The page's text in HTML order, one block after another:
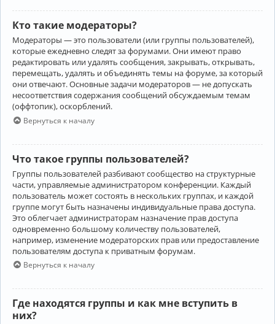
Кто такие модераторы?
Модераторы — это пользователи (или группы пользователей),
которые ежедневно следят за форумами. Они имеют право
редактировать или удалять сообщения, закрывать, открывать,
перемещать, удалять и объединять темы на форуме, за который
они отвечают. Основные задачи модераторов — не допускать
несоответствия содержания сообщений обсуждаемым темам
(оффтопик), оскорблений.
Вернуться к началу
Что такое группы пользователей?
Группы пользователей разбивают сообщество на структурные
части, управляемые администратором конференции. Каждый
пользователь может состоять в нескольких группах, и каждой
группе могут быть назначены индивидуальные права доступа.
Это облегчает администраторам назначение прав доступа
одновременно большому количеству пользователей,
например, изменение модераторских прав или предоставление
пользователям доступа к приватным форумам.
Вернуться к началу
Где находятся группы и как мне вступить в
них?